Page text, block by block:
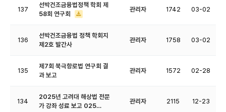
137
선박건조금융법정책 학회 제
58회 연구회
관리자 1742 03-02
136
선박건조금융법 정책 학회지
제2호 발간사
관리자 1758 03-02
135
제7회 북극항로법 연구회 결
과 보고
관리자 1572 02-28
134
2025년 고려대 해상법 전문
가 강좌 성료 보고 025…
관리자 2115 12-23